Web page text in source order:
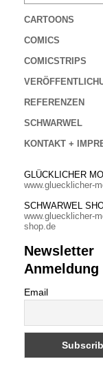
CARTOONS
COMICS
COMICSTRIPS
REFERENZEN
SCHWARWEL
KONTAKT +
GLÜCKLICHER
www.gluecklicher-
SCHWARWEL
www.gluecklicher-
shop.de
Newsletter
Anmeldung
Email